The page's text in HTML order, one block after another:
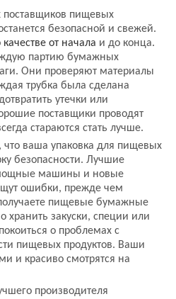
поставщиков пищевых
безопасной и свежей.
качестве от начала и до конца.
партию бумажных
Они проверяют материалы
трубка была сделана
утечки или
поставщики проводят
стараются стать лучше.
ваша упаковка для пищевых
безопасности. Лучшие
машины и новые
ошибки, прежде чем
пищевые бумажные
хранить закуски, специи или
о проблемах с
пищевых продуктов. Ваши
и красиво смотрятся на
производителя